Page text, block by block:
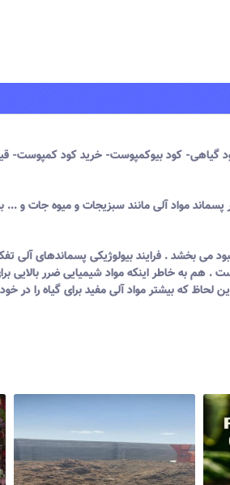
گیاهی- کود بیوکمپوست- خرید کود
مواد آلی مانند سبزیجات و میوه جات و ...
می بخشد . فرایند بیولوژیکی پسماندهای آلی
. هم به خاطر اینکه مواد شیمیایی ضرر بالایی